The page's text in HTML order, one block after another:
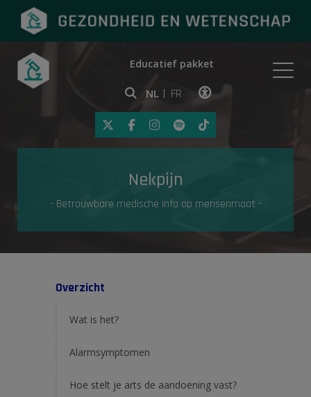
Onderwerpen
Gezondheid in de media
Educatief pakket
NL FR
Klik op deze link om
Nekpijn
- Betrouwbare medische info op mensenmaat -
Overzicht
Wat is het?
Alarmsymptomen
Hoe stelt je arts de aandoening vast?